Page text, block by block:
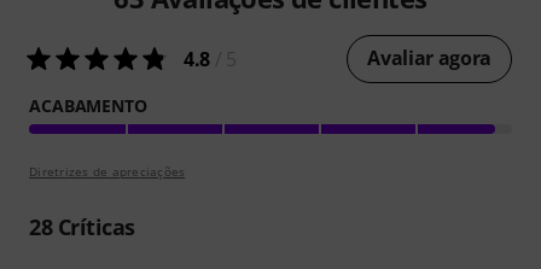
4.8 Avaliar agora
ACABAMENTO
Diretrizes de apreciações
28Críticas